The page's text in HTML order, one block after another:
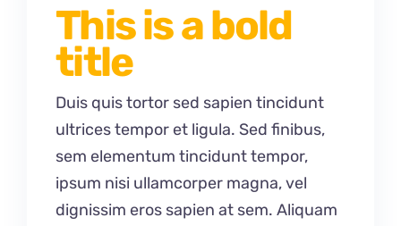
This is a bold
title
Duis quis tortor sed sapien tincidunt
ultrices tempor et ligula. Sed finibus,
sem elementum tincidunt tempor,
ipsum nisi ullamcorper magna, vel
dignissim eros sapien at sem. Aliquam